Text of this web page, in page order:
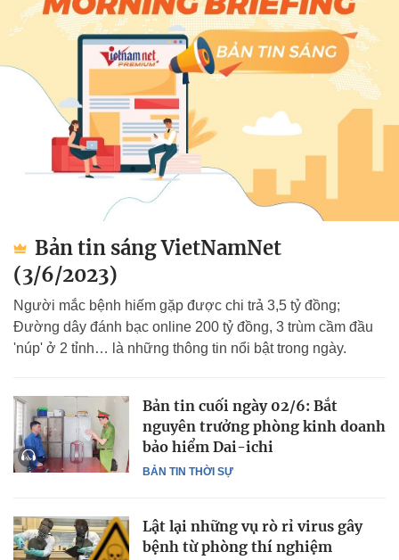
Bản tin sáng VietNamNet
(3/6/2023)
Người mắc bệnh hiếm gặp được chi trả 3,5 tỷ đồng;
Đường dây đánh bạc online 200 tỷ đồng, 3 trùm cầm đầu
'núp' ở 2 tỉnh… là những thông tin nổi bật trong ngày.
BẢN TIN THỜI SỰ
Bản tin cuối ngày 02/6: Bắt
nguyên trưởng phòng kinh doanh
bảo hiểm Dai-ichi
Lật lại những vụ rò rỉ virus gây
bệnh từ phòng thí nghiệm